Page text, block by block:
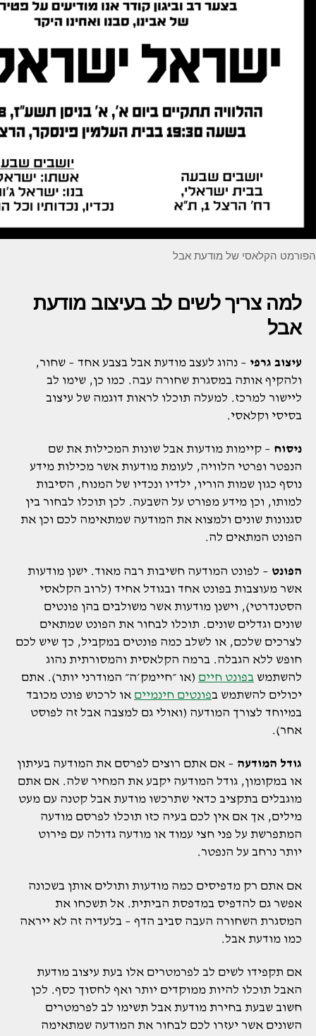
הפורמט הקלאסי של מודעת אבל
למה צריך לשים לב בעיצוב מודעת
אבל
עיצוב גרפי – נהוג לעצב מודעת אבל בצבע אחד – שחור,
ולהקיף אותה במסגרת שחורה עבה. כמו כן, שימו לב
ליישור למרכז. למעלה תוכלו לראות דוגמה של עיצוב
בסיסי וקלאסי.
ניסוח – קיימות מודעות אבל שונות המכילות את שם
הנפטר ופרטי הלוויה, לעומת מודעות אשר מכילות מידע
נוסף כגון שמות הוריו, ילדיו ונכדיו של המנוח, הסיבות
למותו, וכן מידע מפורט על השבעה. לכן תוכלו לבחור בין
סגנונות שונים ולמצוא את המודעה שמתאימה לכם וכן את
הפונט המתאים לה.
הפונט – לפונט המודעה חשיבות רבה מאוד. ישנן מודעות
אשר מעוצבות בפונט אחד ובגודל אחיד (לרוב הקלאסי
הסטנדרטי), וישנן מודעות אשר משולבים בהן פונטים
שונים וגדלים שונים. תוכלו לבחור את הפונט שמתאים
לצרכים שלכם, או לשלב כמה פונטים במקביל, כך שיש לכם
חופש ללא הגבלה. ברמה הקלאסית והמסורתית נהוג
להשתמש בפונט חיים (או ״חיימק׳ה״ המודרני יותר). אתם
יכולים להשתמש בפונטים חינמיים או לרכוש פונט מכובד
במיוחד לצורך המודעה (ואולי גם למצבה אבל זה לפוסט
אחר).
גודל המודעה – אם אתם רוצים לפרסם את המודעה בעיתון
או במקומון, גודל המודעה יקבע את המחיר שלה. אם אתם
מוגבלים בתקציב כדאי שתרכשו מודעת אבל קטנה עם מעט
מילים, אך אם אין לכם בעיה כזו תוכלו לפרסם מודעה
המתפרשת על פני חצי עמוד או מודעה גדולה עם פירוט
יותר נרחב על הנפטר.
אם אתם רק מדפיסים כמה מודעות ותולים אותן בשכונה
אפשר גם להדפיס במדפסת הביתית. אל תשכחו את
המסגרת השחורה העבה סביב הדף – בלעדיה זה לא ייראה
כמו מודעת אבל.
אם תקפידו לשים לב לפרמטרים אלו בעת עיצוב מודעת
האבל תוכלו להיות ממוקדים יותר ואף לחסוך כסף. לכן
חשוב שבעת בחירת מודעת אבל תשימו לב לפרמטרים
השונים אשר יעזרו לכם לבחור את המודעה שמתאימה